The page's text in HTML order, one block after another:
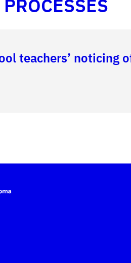
teachers’ noticing